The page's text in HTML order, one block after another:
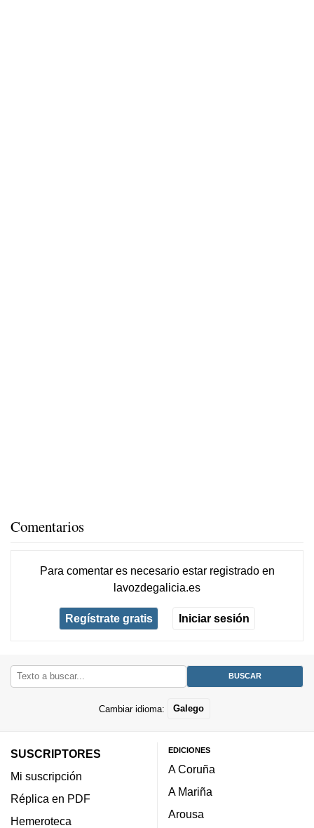
Comentarios
Para comentar es necesario estar registradoen
lavozdegalicia.es
Regístrate gratis Iniciar sesión
Cambiar idioma: Galego
SUSCRIPTORES
Mi suscripción
Réplica en PDF
Hemeroteca
EDICIONES
A Coruña
A Mariña
Arousa